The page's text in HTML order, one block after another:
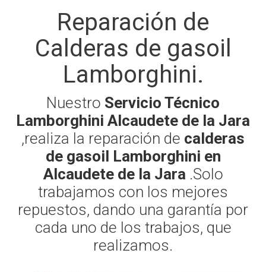
Reparación de
Calderas de gasoil
Lamborghini.
Nuestro Servicio Técnico
Lamborghini Alcaudete de la Jara
,realiza la reparación de calderas
de gasoil Lamborghini en
Alcaudete de la Jara .Solo
trabajamos con los mejores
repuestos, dando una garantía por
cada uno de los trabajos, que
realizamos.